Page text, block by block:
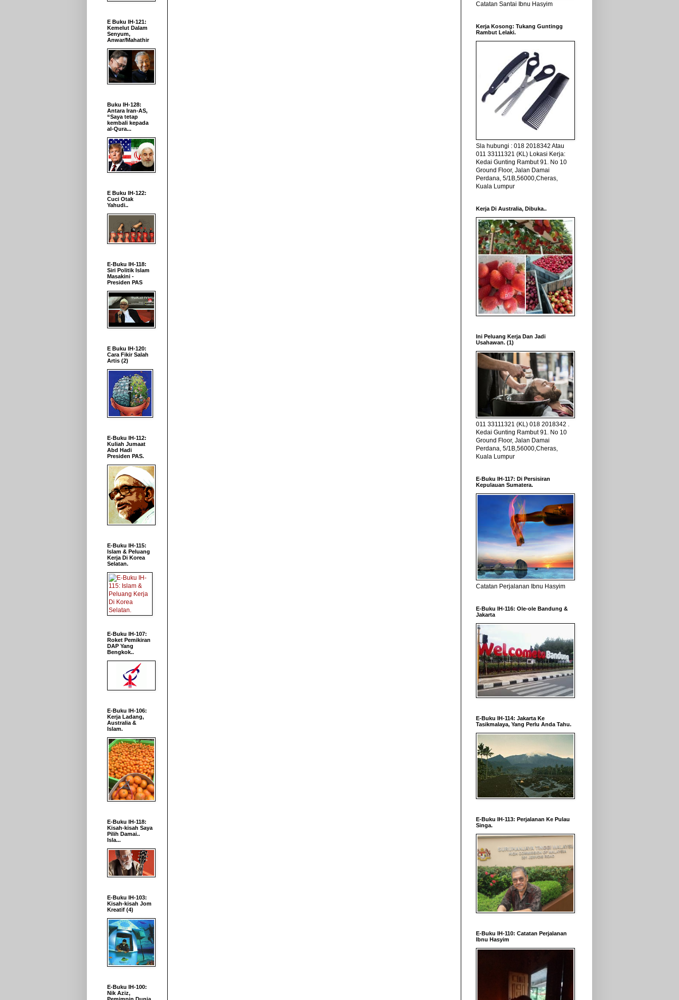
E Buku IH-121:
Kemelut Dalam
Senyum,
Anwar/Mahathir
Buku IH-128:
Antara Iran-AS,
“Saya tetap
kembali kepada
al-Qura...
E Buku IH-122:
Cuci Otak
Yahudi..
E-Buku IH-118:
Siri Politik Islam
Masakini -
Presiden PAS
E Buku IH-120:
Cara Fikir Salah
Artis (2)
E-Buku IH-112:
Kuliah Jumaat
Abd Hadi
Presiden PAS.
E-Buku IH-115:
Islam & Peluang
Kerja Di Korea
Selatan.
E-Buku IH-107:
Roket Pemikiran
DAP Yang
Bengkok..
E-Buku IH-106:
Kerja Ladang,
Australia &
Islam.
E-Buku IH-118:
Kisah-kisah Saya
Pilih Damai..
Isla...
E-Buku IH-103:
Kisah-kisah Jom
Kreatif (4)
E-Buku IH-100:
Nik Aziz,
Catatan Santai Ibnu Hasyim
Kerja Kosong: Tukang Guntingg
Rambut Lelaki.
Sla hubungi : 018 2018342 Atau
011 33111321 (KL) Lokasi Kerja:
Kedai Gunting Rambut 91. No 10
Ground Floor, Jalan Damai
Perdana, 5/1B,56000,Cheras,
Kuala Lumpur
Kerja Di Australia, Dibuka..
Ini Peluang Kerja Dan Jadi
Usahawan. (1)
011 33111321 (KL) 018 2018342 .
Kedai Gunting Rambut 91. No 10
Ground Floor, Jalan Damai
Perdana, 5/1B,56000,Cheras,
Kuala Lumpur
E-Buku IH-117: Di Persisiran
Kepulauan Sumatera.
Catatan Perjalanan Ibnu Hasyim
E-Buku IH-116: Ole-ole Bandung &
Jakarta
E-Buku IH-114: Jakarta Ke
Tasikmalaya, Yang Perlu Anda Tahu.
E-Buku IH-113: Perjalanan Ke Pulau
Singa.
E-Buku IH-110: Catatan Perjalanan
Ibnu Hasyim